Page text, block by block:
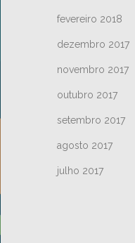
fevereiro 2018
dezembro 2017
novembro 2017
outubro 2017
setembro 2017
agosto 2017
julho 2017